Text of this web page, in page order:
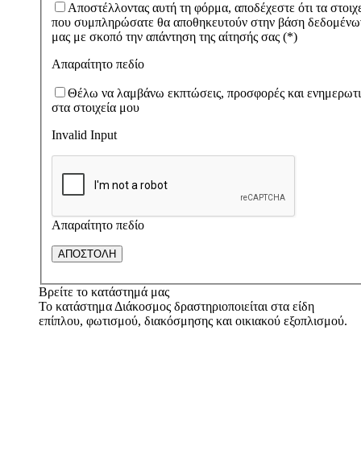
Αποστέλλοντας αυτή τη φόρμα, αποδέχεστε ότι τα
που συμπληρώσατε θα αποθηκευτούν στην βάση
μας με σκοπό την απάντηση της αίτησής σας (*)
Απαραίτητο πεδίο
Θέλω να λαμβάνω εκπτώσεις, προσφορές και
στα στοιχεία μου
Invalid Input
Απαραίτητο πεδίο
Βρείτε το κατάστημά μας
Το κατάστημα Διάκοσμος δραστηριοποιείται στα είδη
επίπλου, φωτισμού, διακόσμησης και οικιακού εξοπλισμού.